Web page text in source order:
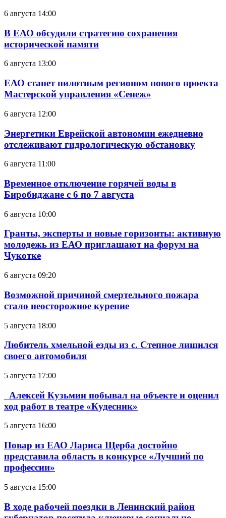
6 августа 14:00
В ЕАО обсудили стратегию сохранения
исторической памяти
6 августа 13:00
ЕАО станет пилотным регионом нового проекта
Мастерской управления «Сенеж»
6 августа 12:00
Энергетики Еврейской автономии ежедневно
отслеживают гидрологическую обстановку
6 августа 11:00
Временное отключение горячей воды в
Биробиджане с 6 по 7 августа
6 августа 10:00
Гранты, эксперты и новые горизонты: активную
молодежь из ЕАО приглашают на форум на
Чукотке
6 августа 09:20
Возможной причиной смертельного пожара
стало неосторожное курение
5 августа 18:00
Любитель хмельной езды из с. Степное лишился
своего автомобиля
5 августа 17:00
Алексей Кузьмин побывал на объекте и оценил
ход работ в театре «Кудесник»
5 августа 16:00
Повар из ЕАО Лариса Щерба достойно
представила область в конкурсе «Лучший по
профессии»
5 августа 15:00
В ходе рабочей поездки в Ленинский район